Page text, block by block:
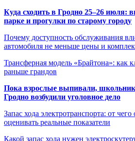
Куда сходить в Гродно 25–26 июля:
парке и прогулки по старому городу
Почему доступность обслуживания
автомобиля не меньше цены и
Трансферная модель «Брайтона»: как
раньше грандов
Пока взрослые выпивали,
Гродно возбудили уголовное дело
Запас хода электротранспорта: от
оценивать реальные показатели
Какой запас хода нужен